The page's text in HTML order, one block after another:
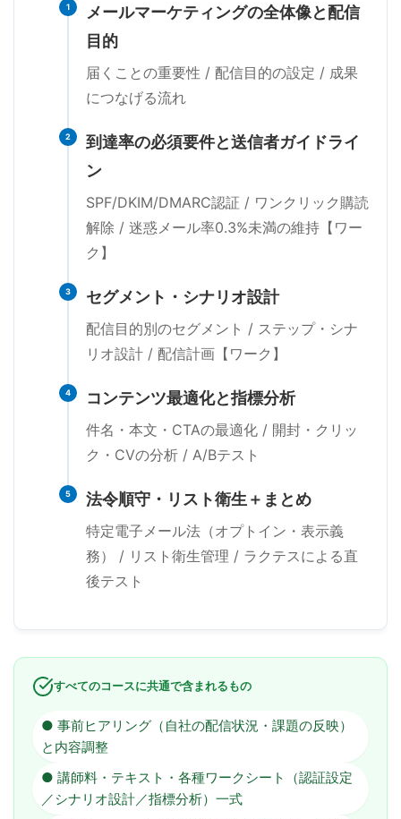
1
メールマーケティングの全体像と配信
目的
届くことの重要性 / 配信目的の設定 / 成果
につなげる流れ
2
到達率の必須要件と送信者ガイドライ
ン
SPF/DKIM/DMARC認証 / ワンクリック購読
解除 / 迷惑メール率0.3%未満の維持【ワー
ク】
3 セグメント・シナリオ設計
配信目的別のセグメント / ステップ・シナ
リオ設計 / 配信計画【ワーク】
4 コンテンツ最適化と指標分析
件名・本文・CTAの最適化 / 開封・クリッ
ク・CVの分析 / A/Bテスト
5 法令順守・リスト衛生＋まとめ
特定電子メール法（オプトイン・表示義
務） / リスト衛生管理 / ラクテスによる直
後テスト
すべてのコースに共通で含まれるもの
● 事前ヒアリング（自社の配信状況・課題の反映）
と内容調整
● 講師料・テキスト・各種ワークシート（認証設定
／シナリオ設計／指標分析）一式